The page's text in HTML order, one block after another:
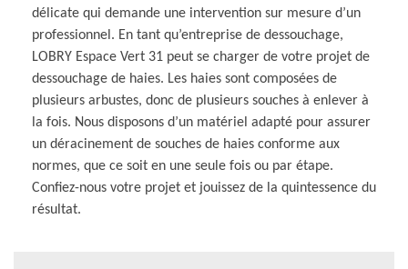
délicate qui demande une intervention sur mesure d’un
professionnel. En tant qu’entreprise de dessouchage,
LOBRY Espace Vert 31 peut se charger de votre projet de
dessouchage de haies. Les haies sont composées de
plusieurs arbustes, donc de plusieurs souches à enlever à
la fois. Nous disposons d’un matériel adapté pour assurer
un déracinement de souches de haies conforme aux
normes, que ce soit en une seule fois ou par étape.
Confiez-nous votre projet et jouissez de la quintessence du
résultat.